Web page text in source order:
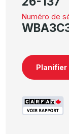
Numéro de
Planifier